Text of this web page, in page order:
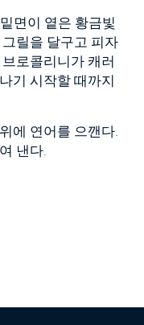
면이 옅은 황금빛
릴을 달구고 피자
로콜리니가 캐러
기 시작할 때까지
에 연어를 으깬다.
낸다.